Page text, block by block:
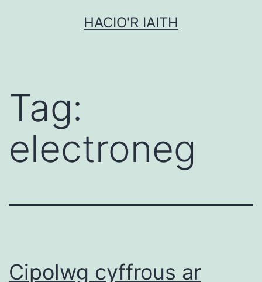
HACIO'R IAITH
Tag:
electroneg
Cipolwg cyffrous ar